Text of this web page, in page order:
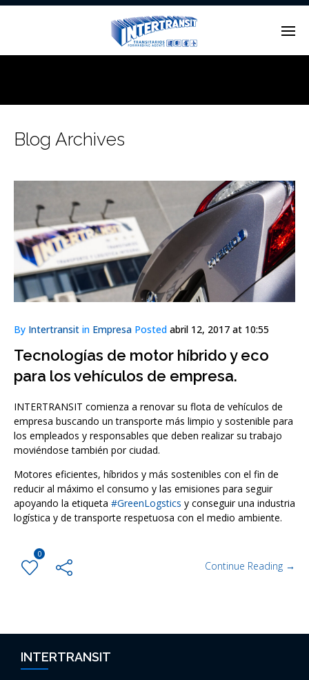
Blog Archives
By Intertransit in Empresa Posted abril 12, 2017 at 10:55
Tecnologías de motor híbrido y eco
para los vehículos de empresa.
INTERTRANSIT comienza a renovar su flota de vehículos de
empresa buscando un transporte más limpio y sostenible para
los empleados y responsables que deben realizar su trabajo
moviéndose también por ciudad.
Motores eficientes, híbridos y más sostenibles con el fin de
reducir al máximo el consumo y las emisiones para seguir
apoyando la etiqueta #GreenLogstics y conseguir una industria
logística y de transporte respetuosa con el medio ambiente.
0
Continue Reading →
INTERTRANSIT